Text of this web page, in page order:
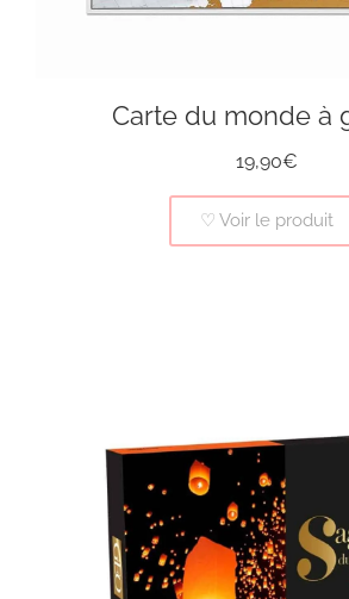
Carte du monde à
19,90€
♡ Voir le produit